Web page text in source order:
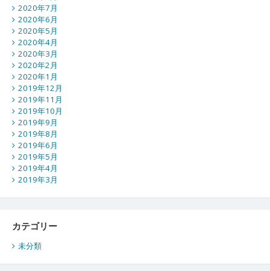
2020年7月
2020年6月
2020年5月
2020年4月
2020年3月
2020年2月
2020年1月
2019年12月
2019年11月
2019年10月
2019年9月
2019年8月
2019年6月
2019年5月
2019年4月
2019年3月
カテゴリー
未分類